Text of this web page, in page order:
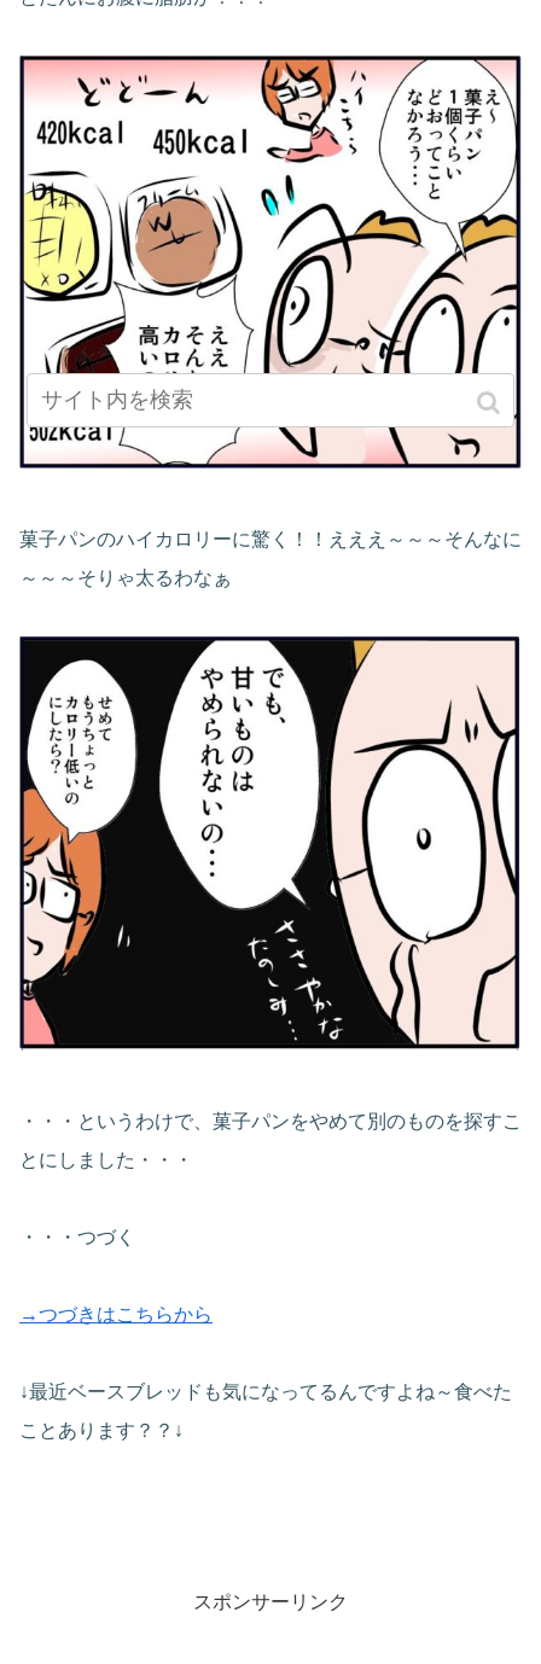
菓子パンのハイカロリーに驚く！！えええ～～～そんなに
～～～そりゃ太るわなぁ
・・・というわけで、菓子パンをやめて別のものを探すこ
とにしました・・・
・・・つづく
→つづきはこちらから
↓最近ベースブレッドも気になってるんですよね～食べた
ことあります？？↓
スポンサーリンク